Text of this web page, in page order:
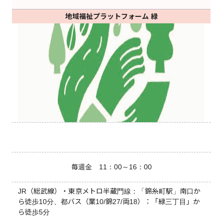
地域福祉プラットフォーム 緑
毎週金 11：00～16：00
JR（総武線）・東京メトロ半蔵門線：「錦糸町駅」南口か
ら徒歩10分、都バス（業10/錦27/両18）：「緑三丁目」か
ら徒歩5分